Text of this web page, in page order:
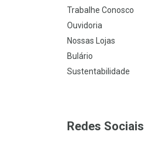
Trabalhe Conosco
Ouvidoria
Nossas Lojas
Bulário
Sustentabilidade
Redes Sociais